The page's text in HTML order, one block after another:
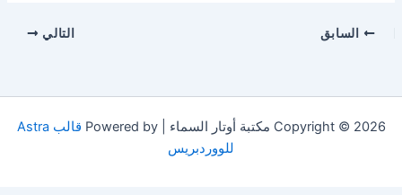
السابق التالي
Copyright © 2026 مكتبة أوتار السماء | Powered by
قالب Astra
للووردبريس